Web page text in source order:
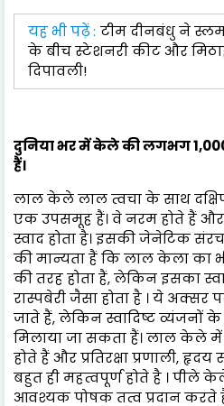
यह भी पढ़ें : टीम दीनबंधु ने
के बीच स्टेशनरी कीट और
दिपावली!
दुनिया भर में केले की लगभग
हैं।
लाल केले लाल त्वचा के साथ
एक उपसमूह हैं। वे नरम होते हैं
स्वाद होता है। इसकी जेनेटिक
की मान्यता हैं कि लाल केला का
की तरह होता हैं, लेकिन इसका
रास्पबेरी जैसा होता है । ये
जाते हैं, लेकिन स्वादिष्ट व्यंजनों
मिलाया जा सकता हैं। लाल केले
होते हैं और प्रतिरक्षा प्रणाली,
बहुत ही महत्वपूर्ण होते है । पीले
आवश्यक पोषक तत्व प्रदान करते